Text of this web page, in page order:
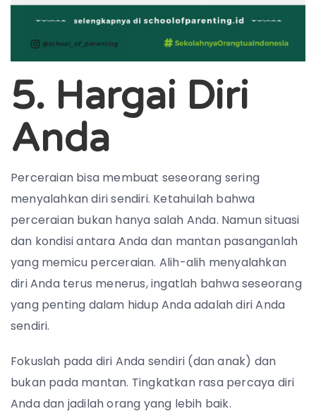
5. Hargai Diri
Anda
Perceraian bisa membuat seseorang sering
menyalahkan diri sendiri. Ketahuilah bahwa
perceraian bukan hanya salah Anda. Namun situasi
dan kondisi antara Anda dan mantan pasanganlah
yang memicu perceraian. Alih-alih menyalahkan
diri Anda terus menerus, ingatlah bahwa seseorang
yang penting dalam hidup Anda adalah diri Anda
sendiri.
Fokuslah pada diri Anda sendiri (dan anak) dan
bukan pada mantan. Tingkatkan rasa percaya diri
Anda dan jadilah orang yang lebih baik.